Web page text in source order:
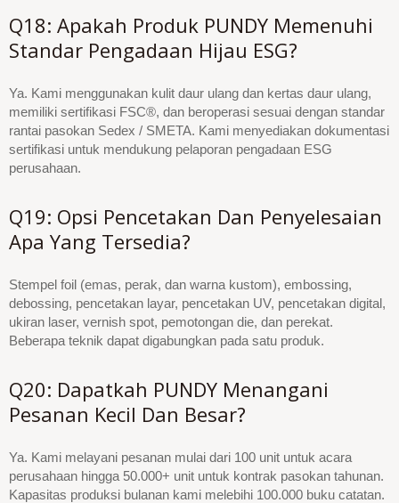
Q18: Apakah Produk PUNDY Memenuhi
Standar Pengadaan Hijau ESG?
Ya. Kami menggunakan kulit daur ulang dan kertas daur ulang,
memiliki sertifikasi FSC®, dan beroperasi sesuai dengan standar
rantai pasokan Sedex / SMETA. Kami menyediakan dokumentasi
sertifikasi untuk mendukung pelaporan pengadaan ESG
perusahaan.
Q19: Opsi Pencetakan Dan Penyelesaian
Apa Yang Tersedia?
Stempel foil (emas, perak, dan warna kustom), embossing,
debossing, pencetakan layar, pencetakan UV, pencetakan digital,
ukiran laser, vernish spot, pemotongan die, dan perekat.
Beberapa teknik dapat digabungkan pada satu produk.
Q20: Dapatkah PUNDY Menangani
Pesanan Kecil Dan Besar?
Ya. Kami melayani pesanan mulai dari 100 unit untuk acara
perusahaan hingga 50.000+ unit untuk kontrak pasokan tahunan.
Kapasitas produksi bulanan kami melebihi 100.000 buku catatan.